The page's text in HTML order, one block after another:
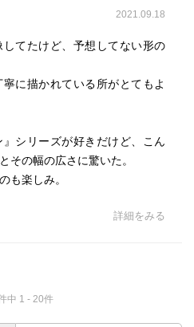
2021.09.18
てたけど、予想してない形の
に描かれている所がとてもよ
シリーズが好きだけど、こん
その幅の広さに驚いた。
も楽しみ。
詳細をみる
中 1 - 20件